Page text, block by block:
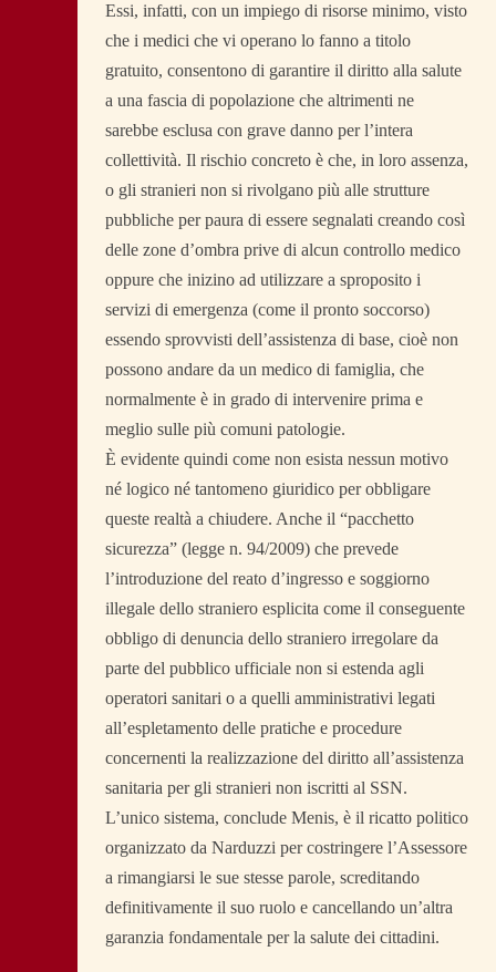
Essi, infatti, con un impiego di risorse minimo, visto
che i medici che vi operano lo fanno a titolo
gratuito, consentono di garantire il diritto alla salute
a una fascia di popolazione che altrimenti ne
sarebbe esclusa con grave danno per l’intera
collettività. Il rischio concreto è che, in loro assenza,
o gli stranieri non si rivolgano più alle strutture
pubbliche per paura di essere segnalati creando così
delle zone d’ombra prive di alcun controllo medico
oppure che inizino ad utilizzare a sproposito i
servizi di emergenza (come il pronto soccorso)
essendo sprovvisti dell’assistenza di base, cioè non
possono andare da un medico di famiglia, che
normalmente è in grado di intervenire prima e
meglio sulle più comuni patologie.
È evidente quindi come non esista nessun motivo
né logico né tantomeno giuridico per obbligare
queste realtà a chiudere. Anche il “pacchetto
sicurezza” (legge n. 94/2009) che prevede
l’introduzione del reato d’ingresso e soggiorno
illegale dello straniero esplicita come il conseguente
obbligo di denuncia dello straniero irregolare da
parte del pubblico ufficiale non si estenda agli
operatori sanitari o a quelli amministrativi legati
all’espletamento delle pratiche e procedure
concernenti la realizzazione del diritto all’assistenza
sanitaria per gli stranieri non iscritti al SSN.
L’unico sistema, conclude Menis, è il ricatto politico
organizzato da Narduzzi per costringere l’Assessore
a rimangiarsi le sue stesse parole, screditando
definitivamente il suo ruolo e cancellando un’altra
garanzia fondamentale per la salute dei cittadini.